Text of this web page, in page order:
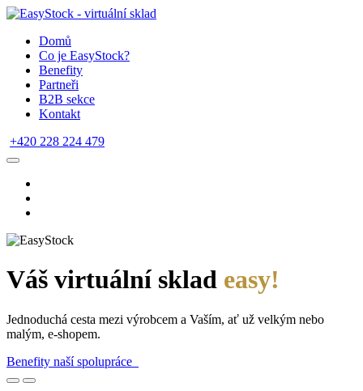
Domů
Co je EasyStock?
Benefity
Partneři
B2B sekce
Kontakt
+420 228 224 479
Váš virtuální sklad easy!
Jednoduchá cesta mezi výrobcem a Vaším, ať už velkým nebo
malým, e-shopem.
Benefity naší spolupráce